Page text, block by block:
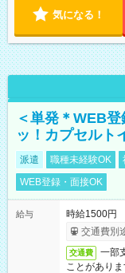
気になる！
＜単発＊WEB
ッ！カプセルト
派遣 職種未経験OK
WEB登録・面接OK
給与
時給1500円
交通費別
交通費
一部
ことがあり